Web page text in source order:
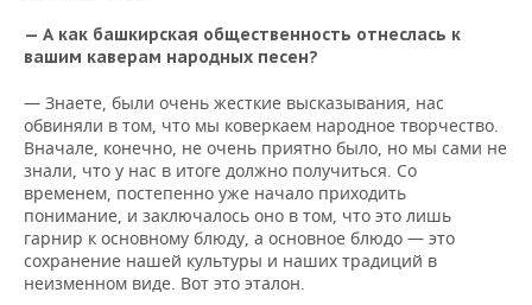
— А как башкирская общественность отнеслась к
вашим каверам народных песен?
— Знаете, были очень жесткие высказывания, нас
обвиняли в том, что мы коверкаем народное творчество.
Вначале, конечно, не очень приятно было, но мы сами не
знали, что у нас в итоге должно получиться. Со
временем, постепенно уже начало приходить
понимание, и заключалось оно в том, что это лишь
гарнир к основному блюду, а основное блюдо — это
сохранение нашей культуры и наших традиций в
неизменном виде. Вот это эталон.